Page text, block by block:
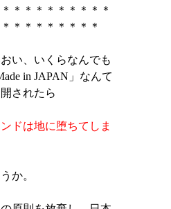
＊＊＊＊＊＊＊＊＊
＊＊＊＊＊＊＊＊
い、いくらなんでも
in JAPAN 」なんて
されたら
ドは地に堕ちてしま
か。